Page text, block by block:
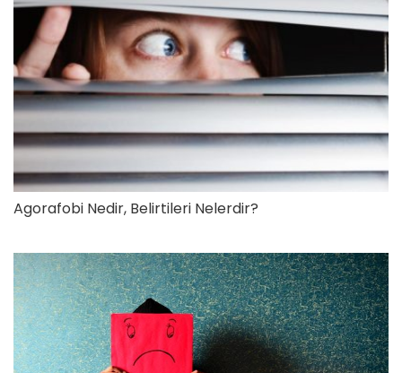
Agorafobi Nedir, Belirtileri Nelerdir?